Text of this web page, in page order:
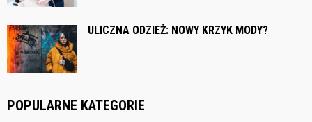
ULICZNA ODZIEŻ: NOWY KRZYK MODY?
POPULARNE KATEGORIE